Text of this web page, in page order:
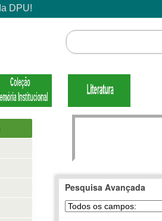
Pesquisa Avançada